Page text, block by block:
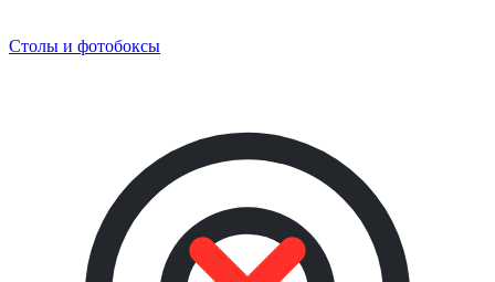
Столы и фотобоксы